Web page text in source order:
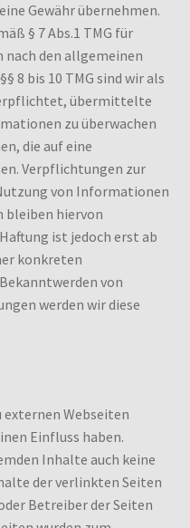
Gewähr übernehmen.
§ 7 Abs.1 TMG für
nach den allgemeinen
8 bis 10 TMG sind wir als
übermittelte
zu überwachen
die auf eine
Verpflichtungen zur
von Informationen
bleiben hiervon
ist jedoch erst ab
konkreten
von
werden wir diese
Webseiten
Einfluss haben.
Inhalte auch keine
der verlinkten Seiten
Betreiber der Seiten